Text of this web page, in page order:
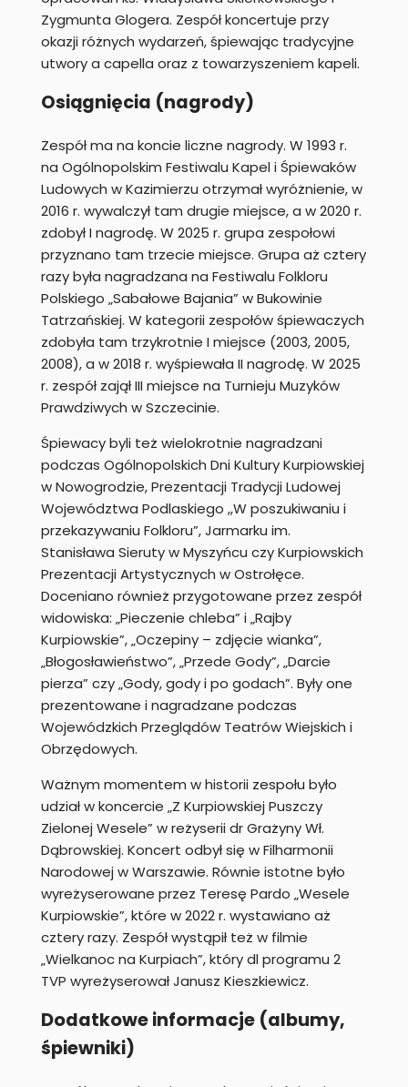
Zygmunta Glogera. Zespół koncertuje przy
okazji różnych wydarzeń, śpiewając tradycyjne
utwory a capella oraz z towarzyszeniem kapeli.
Osiągnięcia (nagrody)
Zespół ma na koncie liczne nagrody. W 1993 r.
na Ogólnopolskim Festiwalu Kapel i Śpiewaków
Ludowych w Kazimierzu otrzymał wyróżnienie, w
2016 r. wywalczył tam drugie miejsce, a w 2020 r.
zdobył I nagrodę. W 2025 r. grupa zespołowi
przyznano tam trzecie miejsce. Grupa aż cztery
razy była nagradzana na Festiwalu Folkloru
Polskiego „Sabałowe Bajania” w Bukowinie
Tatrzańskiej. W kategorii zespołów śpiewaczych
zdobyła tam trzykrotnie I miejsce (2003, 2005,
2008), a w 2018 r. wyśpiewała II nagrodę. W 2025
r. zespół zajął III miejsce na Turnieju Muzyków
Prawdziwych w Szczecinie.
Śpiewacy byli też wielokrotnie nagradzani
podczas Ogólnopolskich Dni Kultury Kurpiowskiej
w Nowogrodzie, Prezentacji Tradycji Ludowej
Województwa Podlaskiego ,,W poszukiwaniu i
przekazywaniu Folkloru”, Jarmarku im.
Stanisława Sieruty w Myszyńcu czy Kurpiowskich
Prezentacji Artystycznych w Ostrołęce.
Doceniano również przygotowane przez zespół
widowiska: „Pieczenie chleba” i „Rajby
Kurpiowskie”, „Oczepiny – zdjęcie wianka”,
„Błogosławieństwo”, „Przede Gody”, „Darcie
pierza” czy „Gody, gody i po godach”. Były one
prezentowane i nagradzane podczas
Wojewódzkich Przeglądów Teatrów Wiejskich i
Obrzędowych.
Ważnym momentem w historii zespołu było
udział w koncercie „Z Kurpiowskiej Puszczy
Zielonej Wesele” w reżyserii dr Grażyny Wł.
Dąbrowskiej. Koncert odbył się w Filharmonii
Narodowej w Warszawie. Równie istotne było
wyreżyserowane przez Teresę Pardo „Wesele
Kurpiowskie”, które w 2022 r. wystawiano aż
cztery razy. Zespół wystąpił też w filmie
„Wielkanoc na Kurpiach”, który dl programu 2
TVP wyreżyserował Janusz Kieszkiewicz.
Dodatkowe informacje (albumy,
śpiewniki)